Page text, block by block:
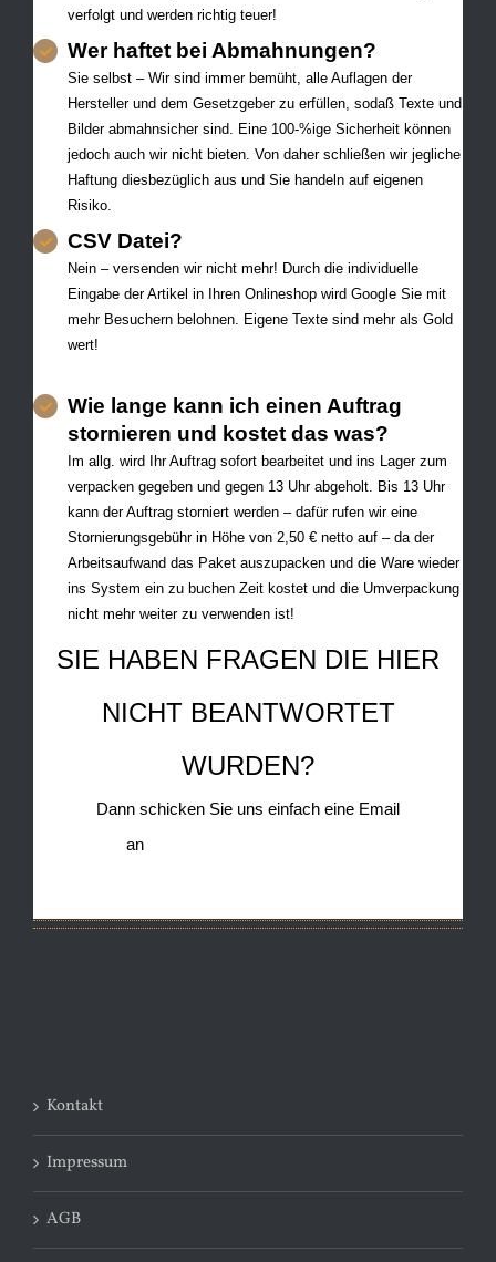
verfolgt und werden richtig teuer!
Wer haftet bei Abmahnungen?
Sie selbst – Wir sind immer bemüht, alle Auflagen der
Hersteller und dem Gesetzgeber zu erfüllen, sodaß Texte und
Bilder abmahnsicher sind. Eine 100-%ige Sicherheit können
jedoch auch wir nicht bieten. Von daher schließen wir jegliche
Haftung diesbezüglich aus und Sie handeln auf eigenen
Risiko.
CSV Datei?
Nein – versenden wir nicht mehr! Durch die individuelle
Eingabe der Artikel in Ihren Onlineshop wird Google Sie mit
mehr Besuchern belohnen. Eigene Texte sind mehr als Gold
wert!
Wie lange kann ich einen Auftrag
stornieren und kostet das was?
Im allg. wird Ihr Auftrag sofort bearbeitet und ins Lager zum
verpacken gegeben und gegen 13 Uhr abgeholt. Bis 13 Uhr
kann der Auftrag storniert werden – dafür rufen wir eine
Stornierungsgebühr in Höhe von 2,50 € netto auf – da der
Arbeitsaufwand das Paket auszupacken und die Ware wieder
ins System ein zu buchen Zeit kostet und die Umverpackung
nicht mehr weiter zu verwenden ist!
SIE HABEN FRAGEN DIE HIER
NICHT BEANTWORTET
WURDEN?
Dann schicken Sie uns einfach eine Email
an
Kontakt
Impressum
AGB